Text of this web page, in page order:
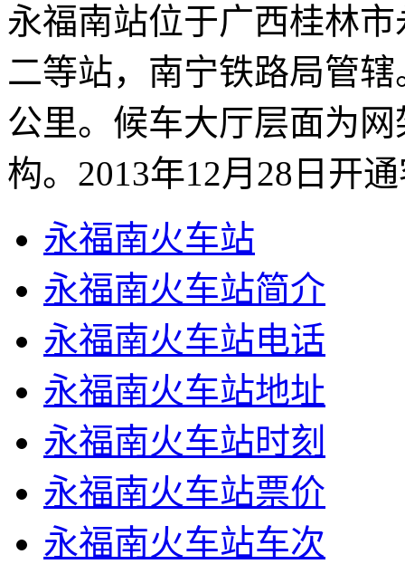
永福南站位于广西桂林
二等站，南宁铁路局管
公里。候车大厅层面为
构。2013年12月28日开
永福南火车站
永福南火车站简介
永福南火车站电话
永福南火车站地址
永福南火车站时刻
永福南火车站票价
永福南火车站车次